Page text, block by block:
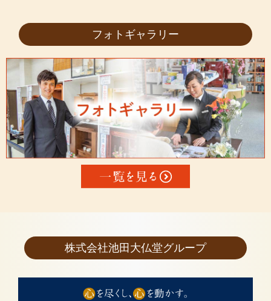
フォトギャラリー
株式会社池田大仏堂グループ